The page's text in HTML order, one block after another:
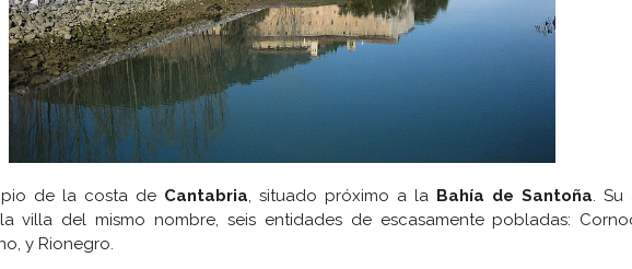
de la costa de Cantabria , situado próximo a la Bahía de Santoña .
villa del mismo nombre, seis entidades de escasamente pobladas:
y Rionegro.